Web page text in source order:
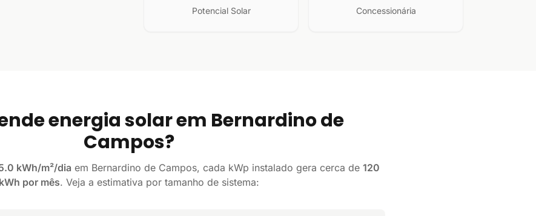
Potencial Solar Concessionária
energia solar em Bernardino de
Campos?
kWh/m²/dia em Bernardino de Campos, cada kWp instalado gera cerca de 120
kWh por mês. Veja a estimativa por tamanho de sistema: